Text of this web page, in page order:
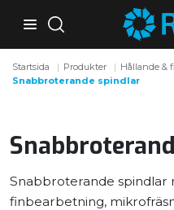
Startsida Produkter Hållande &
Snabbroterande spindlar
Snabbroterande spindlar
finbearbetning,